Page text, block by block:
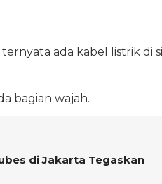
ada kabel listrik di
bagian wajah.
di Jakarta Tegaskan